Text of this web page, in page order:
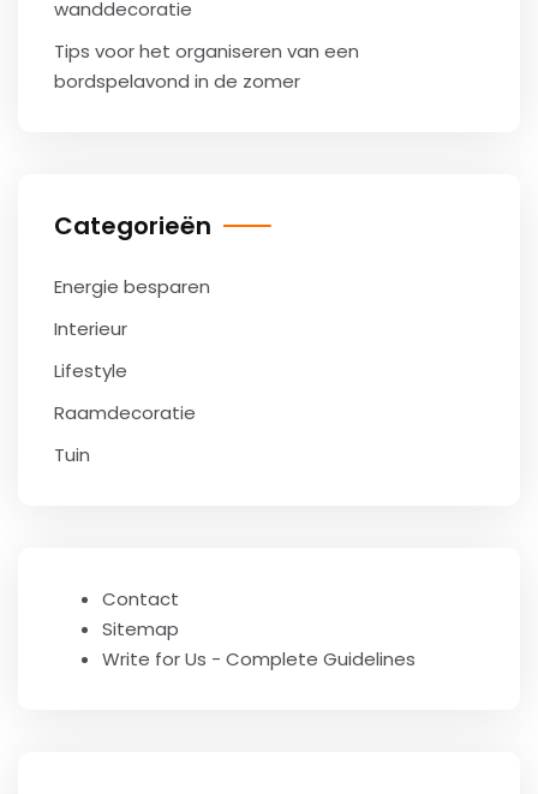
wanddecoratie
Tips voor het organiseren van een
bordspelavond in de zomer
Categorieën
Energie besparen
Interieur
Lifestyle
Raamdecoratie
Tuin
Contact
Sitemap
Write for Us - Complete Guidelines